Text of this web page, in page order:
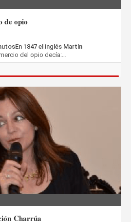
de opio
1847 el inglés Martín
del opio decía:…
Charrúa